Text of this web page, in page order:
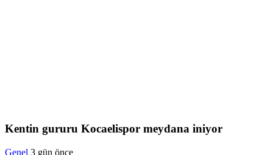
Kentin gururu Kocaelispor meydana iniyor
Genel 3 gün önce